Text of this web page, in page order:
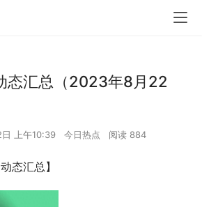
态汇总（2023年8月22
上午10:39 今日热点 阅读 884
态汇总】